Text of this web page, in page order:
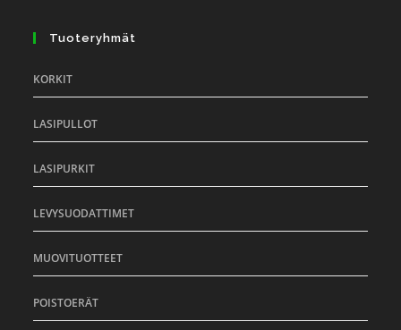
Tuoteryhmät
KORKIT
LASIPULLOT
LASIPURKIT
LEVYSUODATTIMET
MUOVITUOTTEET
POISTOERÄT